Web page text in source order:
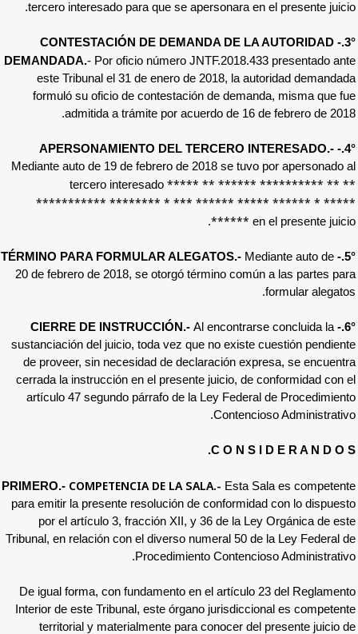
tercero interesado para que se
3°.- CONTESTACIÓN DE DEMANDA
DEMANDADA.- Por oficio número
este Tribunal el 31 de enero de 2018,
formuló su oficio de contestación de
admitida a trámite por acuerdo de
Mediante auto de 19 de febrero de 2018 se
tercero interesado***** **
*********** ******** * *** ******
20 de febrero de 2018, se otorgó término
Al
sustanciación del juicio, toda vez que no
de proveer, sin necesidad de declaración
cerrada la instrucción en el presente
artículo 47 segundo párrafo de la Ley
C O
PRIMERO.- COMPETENCIA DE LA SALA.-
para emitir la presente resolución de
por el artículo 3, fracción XII, y 36 de
Tribunal, en relación con el diverso numeral
Procedimiento
De igual forma, con fundamento en el
Interior de este Tribunal, este órgano
territorial y materialmente para